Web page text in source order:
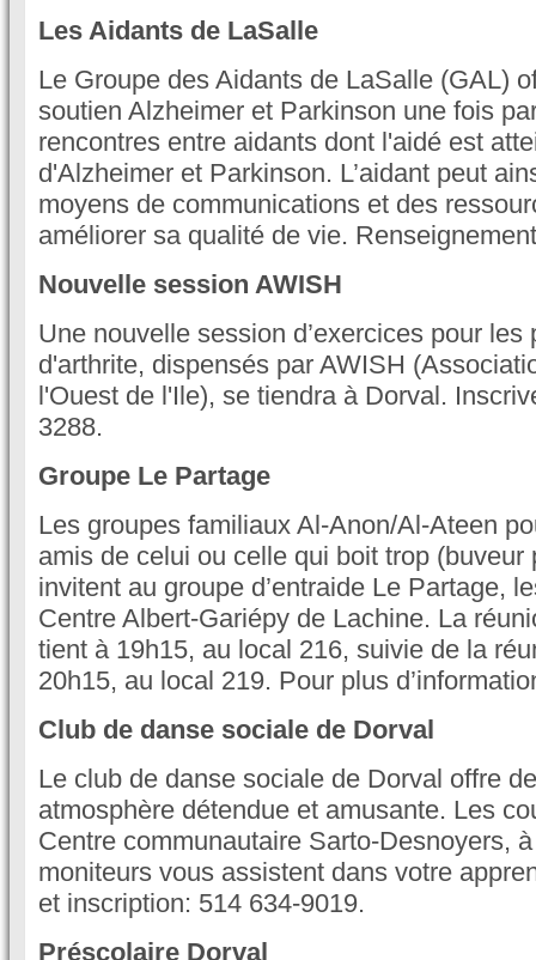
Les Aidants de LaSalle
Le Groupe des Aidants de LaSalle (GAL)
soutien Alzheimer et Parkinson une fois
rencontres entre aidants dont l'aidé est
d'Alzheimer et Parkinson. L’aidant peut
moyens de communications et des
améliorer sa qualité de vie.
Nouvelle session AWISH
Une nouvelle session d’exercices pour les
d'arthrite, dispensés par AWISH
l'Ouest de l'Ile), se tiendra à Dorval.
3288.
Groupe Le Partage
Les groupes familiaux Al-Anon/Al-Ateen
amis de celui ou celle qui boit trop (buveur
invitent au groupe d’entraide Le Partage,
Centre Albert-Gariépy de Lachine. La
tient à 19h15, au local 216, suivie de la
20h15, au local 219. Pour plus
Club de danse sociale de Dorval
Le club de danse sociale de Dorval offre
atmosphère détendue et amusante. Les
Centre communautaire Sarto-Desnoyers,
moniteurs vous assistent dans votre
et inscription: 514 634-9019.
Préscolaire Dorval